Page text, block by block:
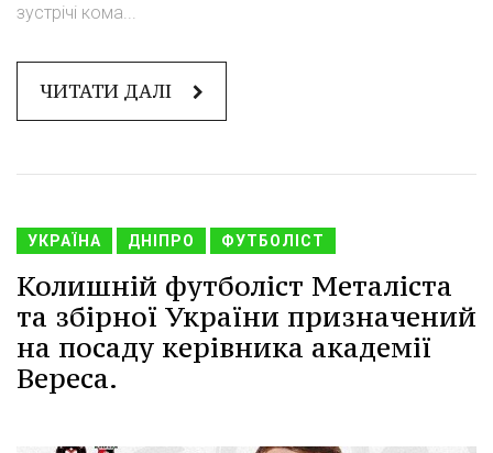
зустрічі кома...
ЧИТАТИ ДАЛІ
УКРАЇНА ДНІПРО ФУТБОЛІСТ
Колишній футболіст Металіста
та збірної України призначений
на посаду керівника академії
Вереса.